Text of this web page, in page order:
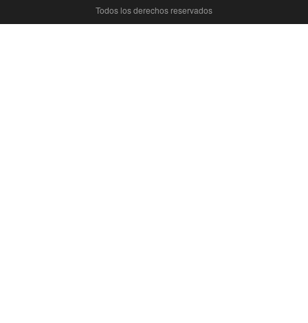
Todos los derechos reservados